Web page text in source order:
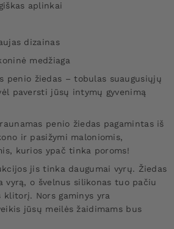
aplinkai
dizainas
medžiaga
penio žiedas – tobulas suaugusiųjų
paversti jūsų intymų gyvenimą
penio žiedas pagamintas iš
ir pasižymi maloniomis,
kurios ypač tinka poroms!
jis tinka daugumai vyrų. Žiedas
o švelnus silikonas tuo pačiu
Nors gaminys yra
jūsų meilės žaidimams bus